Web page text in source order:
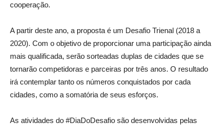
cooperação.
A partir deste ano, a proposta é um Desafio Trienal (2018 a
2020). Com o objetivo de proporcionar uma participação ainda
mais qualificada, serão sorteadas duplas de cidades que se
tornarão competidoras e parceiras por três anos. O resultado
irá contemplar tanto os números conquistados por cada
cidades, como a somatória de seus esforços.
As atividades do #DiaDoDesafio são desenvolvidas pelas